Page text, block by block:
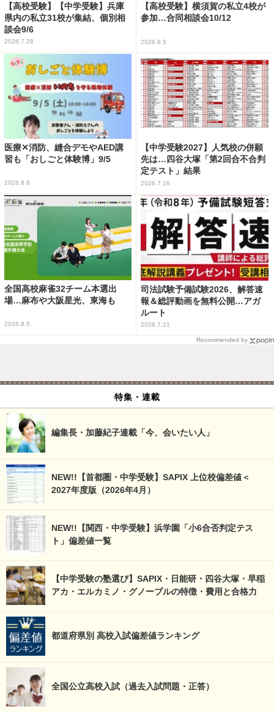
【高校受験】【中学受験】兵庫
県内の私立31校が集結、個別相
談会9/6
2026.7.28
【高校受験】横須賀の私立4校が
参加…合同相談会10/12
2026.8.5
医療✕消防、縫合デモやAED講
習も「おしごと体験博」9/5
2026.8.6
【中学受験2027】人気校の併願
先は…四谷大塚「第2回合不合判
定テスト」結果
2026.7.16
全国高校麻雀32チーム本選出
場…麻布や大阪星光、東海も
2026.8.5
司法試験予備試験2026、解答速
報＆総評動画を無料公開…アガ
ルート
2026.7.21
Recommended by
特集・連載
編集長・加藤紀子連載「今、会いたい人」
NEW!!【首都圏・中学受験】SAPIX 上位校偏差値＜
2027年度版（2026年4月）
NEW!!【関西・中学受験】浜学園「小6合否判定テス
ト」偏差値一覧
【中学受験の塾選び】SAPIX・日能研・四谷大塚・早稲
アカ・エルカミノ・グノーブルの特徴・費用と合格力
都道府県別 高校入試偏差値ランキング
全国公立高校入試（過去入試問題・正答）